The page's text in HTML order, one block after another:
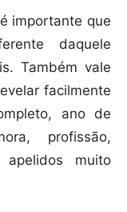
importante que
daquele
Também vale
facilmente
ano de
profissão,
muito